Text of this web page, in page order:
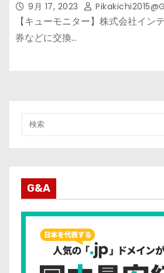
9月 17, 2023
【キューモニター】株式会社イン
券などに交換…
G&A